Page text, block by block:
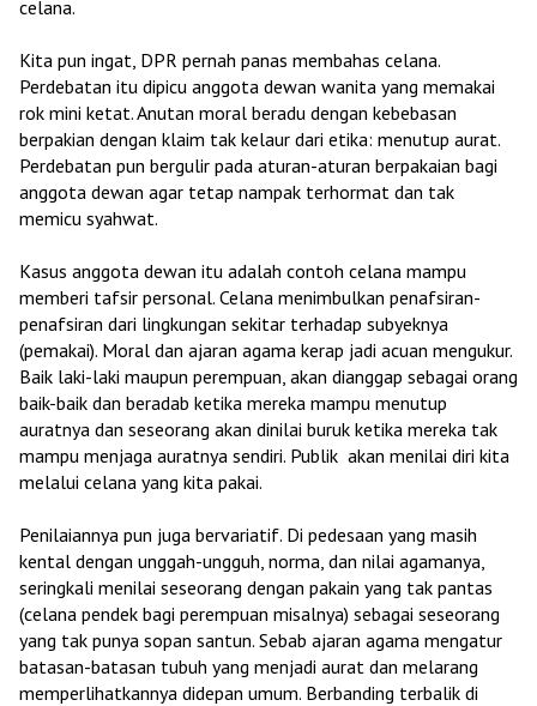
celana.
Kita pun ingat, DPR pernah panas membahas celana.
Perdebatan itu dipicu anggota dewan wanita yang memakai
rok mini ketat. Anutan moral beradu dengan kebebasan
berpakian dengan klaim tak kelaur dari etika: menutup aurat.
Perdebatan pun bergulir pada aturan-aturan berpakaian bagi
anggota dewan agar tetap nampak terhormat dan tak
memicu syahwat.
Kasus anggota dewan itu adalah contoh celana mampu
memberi tafsir personal. Celana menimbulkan penafsiran-
penafsiran dari lingkungan sekitar terhadap subyeknya
(pemakai). Moral dan ajaran agama kerap jadi acuan mengukur.
Baik laki-laki maupun perempuan, akan dianggap sebagai orang
baik-baik dan beradab ketika mereka mampu menutup
auratnya dan seseorang akan dinilai buruk ketika mereka tak
mampu menjaga auratnya sendiri. Publik akan menilai diri kita
melalui celana yang kita pakai.
Penilaiannya pun juga bervariatif. Di pedesaan yang masih
kental dengan unggah-ungguh, norma, dan nilai agamanya,
seringkali menilai seseorang dengan pakain yang tak pantas
(celana pendek bagi perempuan misalnya) sebagai seseorang
yang tak punya sopan santun. Sebab ajaran agama mengatur
batasan-batasan tubuh yang menjadi aurat dan melarang
memperlihatkannya didepan umum. Berbanding terbalik di